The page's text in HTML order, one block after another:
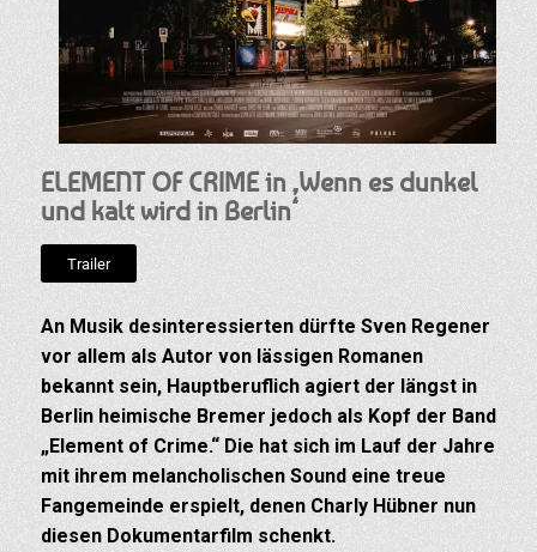
ELEMENT OF CRIME in ‚Wenn es dunkel
und kalt wird in Berlin‘
Trailer
An Musik desinteressierten dürfte Sven Regener
vor allem als Autor von lässigen Romanen
bekannt sein, Hauptberuflich agiert der längst in
Berlin heimische Bremer jedoch als Kopf der Band
„Element of Crime.“ Die hat sich im Lauf der Jahre
mit ihrem melancholischen Sound eine treue
Fangemeinde erspielt, denen Charly Hübner nun
diesen Dokumentarfilm schenkt.